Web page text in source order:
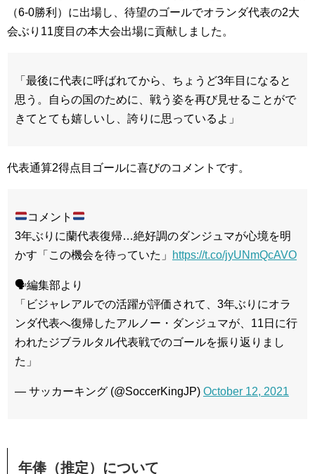
（6-0勝利）に出場し、待望のゴールでオランダ代表の2大
会ぶり11度目の本大会出場に貢献しました。
「最後に代表に呼ばれてから、ちょうど3年目になると
思う。自らの国のために、戦う姿を再び見せることがで
きてとても嬉しいし、誇りに思っているよ」
代表通算2得点目ゴールに喜びのコメントです。
コメント
3年ぶりに蘭代表復帰…絶好調のダンジュマが心境を明
かす「この機会を待っていた」
https://t.co/jyUNmQcAVO
🗣編集部より
「ビジャレアルでの活躍が評価されて、3年ぶりにオラ
ンダ代表へ復帰したアルノー・ダンジュマが、11日に行
われたジブラルタル代表戦でのゴールを振り返りまし
た」
— サッカーキング (@SoccerKingJP) October 12, 2021
年俸（推定）について